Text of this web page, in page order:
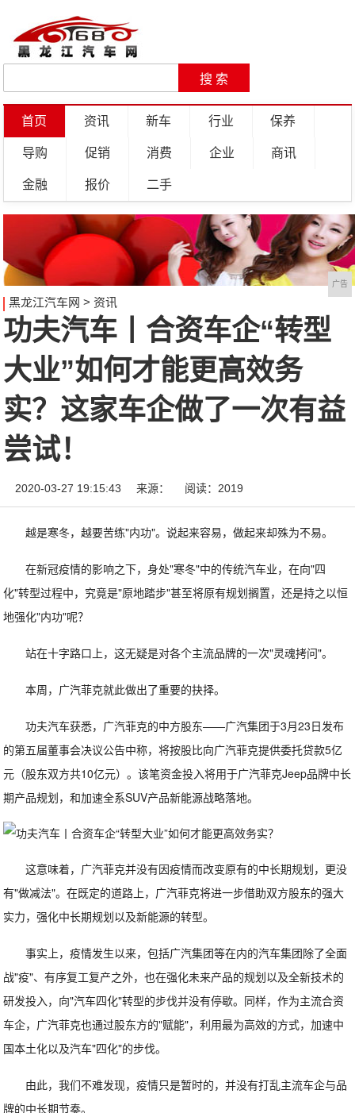
首页 资讯 新车 行业 保养
导购 促销 消费 企业 商讯
金融 报价 二手
广告
黑龙江汽车网 > 资讯
功夫汽车丨合资车企“转型
大业”如何才能更高效务
实？这家车企做了一次有益
尝试！
2020-03-27 19:15:43 来源： 阅读：2019
越是寒冬，越要苦练"内功"。说起来容易，做起来却殊为不易。
在新冠疫情的影响之下，身处"寒冬"中的传统汽车业，在向"四
化"转型过程中，究竟是"原地踏步"甚至将原有规划搁置，还是持之以恒
地强化"内功"呢？
站在十字路口上，这无疑是对各个主流品牌的一次"灵魂拷问"。
本周，广汽菲克就此做出了重要的抉择。
功夫汽车获悉，广汽菲克的中方股东——广汽集团于3月23日发布
的第五届董事会决议公告中称，将按股比向广汽菲克提供委托贷款5亿
元（股东双方共10亿元）。该笔资金投入将用于广汽菲克Jeep品牌中长
期产品规划，和加速全系SUV产品新能源战略落地。
这意味着，广汽菲克并没有因疫情而改变原有的中长期规划，更没
有"做减法"。在既定的道路上，广汽菲克将进一步借助双方股东的强大
实力，强化中长期规划以及新能源的转型。
事实上，疫情发生以来，包括广汽集团等在内的汽车集团除了全面
战"疫"、有序复工复产之外，也在强化未来产品的规划以及全新技术的
研发投入，向"汽车四化"转型的步伐并没有停歇。同样，作为主流合资
车企，广汽菲克也通过股东方的"赋能"，利用最为高效的方式，加速中
国本土化以及汽车"四化"的步伐。
由此，我们不难发现，疫情只是暂时的，并没有打乱主流车企与品
牌的中长期节奏。